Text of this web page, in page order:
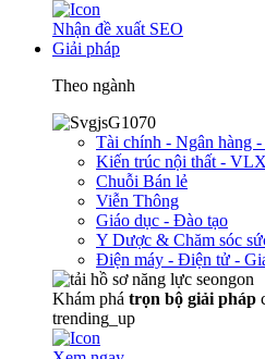
Nhận đề xuất SEO
Giải pháp
Theo ngành
Tài chính - Ngân hàng
Kiến trúc nội thất -
Chuỗi Bán lẻ
Viễn Thông
Giáo dục - Đào tạo
Y Dược & Chăm sóc
Điện máy - Điện tử -
Khám phá trọn bộ giải pháp
trending_up